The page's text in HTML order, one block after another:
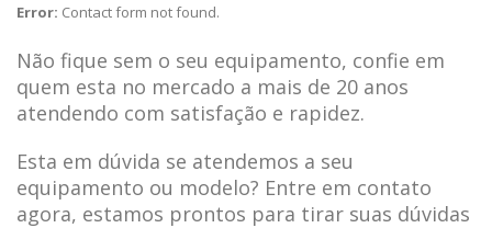
Error: Contact form not found.
Não fique sem o seu equipamento, confie em
quem esta no mercado a mais de 20 anos
atendendo com satisfação e rapidez.
Esta em dúvida se atendemos a seu
equipamento ou modelo? Entre em contato
agora, estamos prontos para tirar suas dúvidas